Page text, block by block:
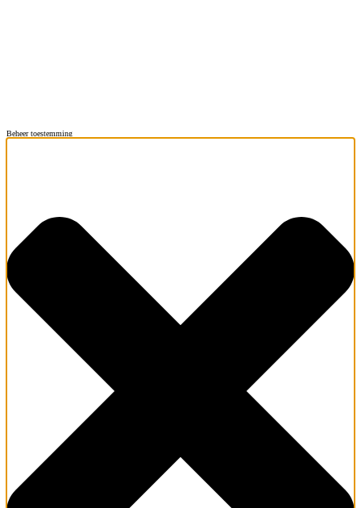
Beheer toestemming